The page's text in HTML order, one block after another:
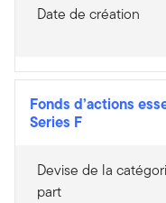
Date de création
Fonds d’actions
Series F
Devise de la
part